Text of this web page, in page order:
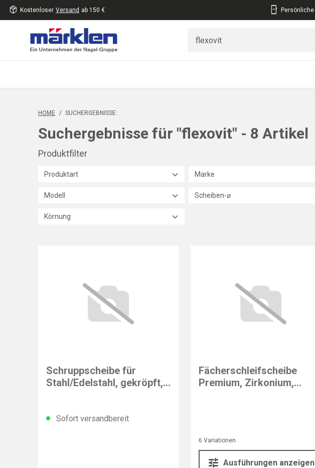
Kostenloser Versand ab 150 € Persönliche
HOME / SUCHERGEBNISSE:
Suchergebnisse für "flexovit" - 8 Artikel
Produktfilter
Produktart Marke
Modell Scheiben-⌀
Körnung
Schruppscheibe für
Stahl/Edelstahl, gekröpft,
Sofort versandbereit
6 Variationen
Ausführungen anzeigen
Fächerschleifscheibe
Premium, Zirkonium,